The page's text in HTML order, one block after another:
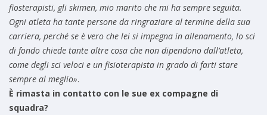
fiosterapisti, gli skimen, mio marito che mi ha sempre seguita.
Ogni atleta ha tante persone da ringraziare al termine della sua
carriera, perché se è vero che lei si impegna in allenamento, lo sci
di fondo chiede tante altre cosa che non dipendono dall’atleta,
come degli sci veloci e un fisioterapista in grado di farti stare
sempre al meglio».
È rimasta in contatto con le sue ex compagne di
squadra?